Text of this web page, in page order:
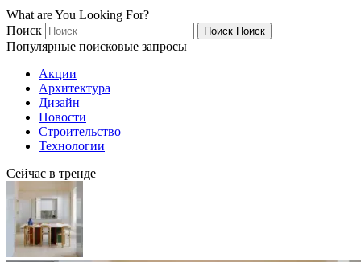
What are You Looking For?
Поиск
Поиск Поиск
Популярные поисковые запросы
Акции
Архитектура
Дизайн
Новости
Строительство
Технологии
Сейчас в тренде